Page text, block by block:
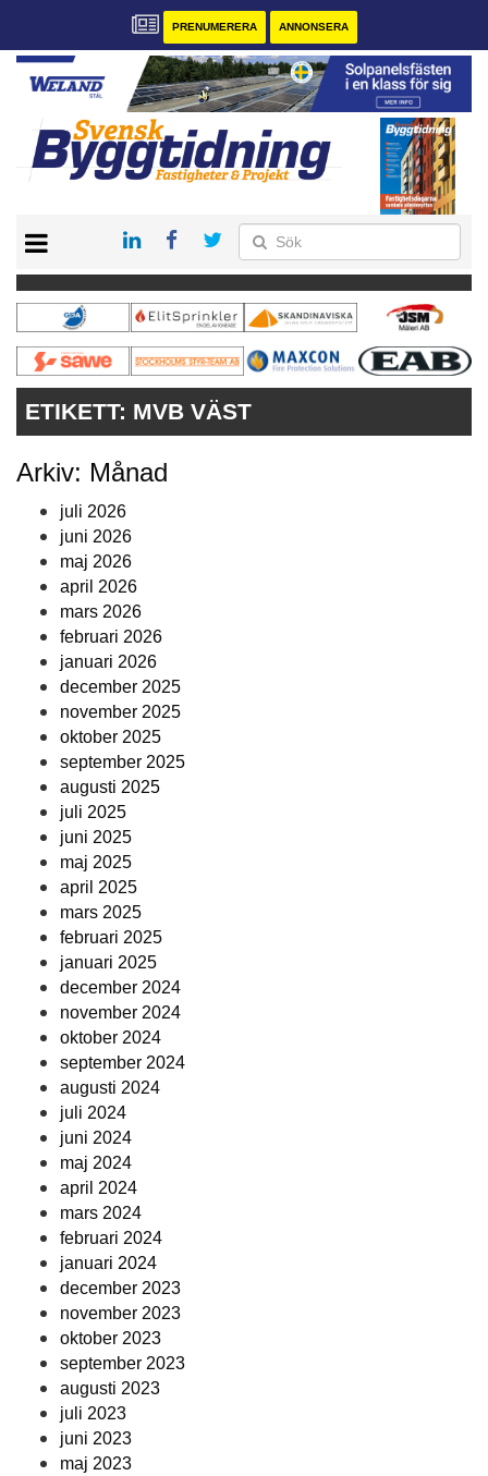
PRENUMERERA ANNONSERA
PRENUMERERA
VÅRA ANDRA MAGASIN
ANNONSERA
KONTAKT
ETIKETT: MVB VÄST
Arkiv: Månad
juli 2026
juni 2026
maj 2026
april 2026
mars 2026
februari 2026
januari 2026
december 2025
november 2025
oktober 2025
september 2025
augusti 2025
juli 2025
juni 2025
maj 2025
april 2025
mars 2025
februari 2025
januari 2025
december 2024
november 2024
oktober 2024
september 2024
augusti 2024
juli 2024
juni 2024
maj 2024
april 2024
mars 2024
februari 2024
januari 2024
december 2023
november 2023
oktober 2023
september 2023
augusti 2023
juli 2023
juni 2023
maj 2023